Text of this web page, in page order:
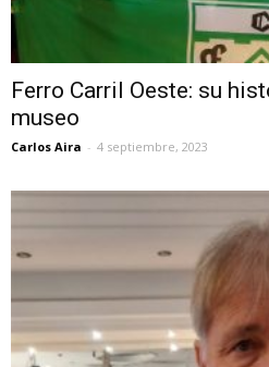
Ferro Carril Oeste: su
museo
Carlos Aira - 4 septiembre, 2023